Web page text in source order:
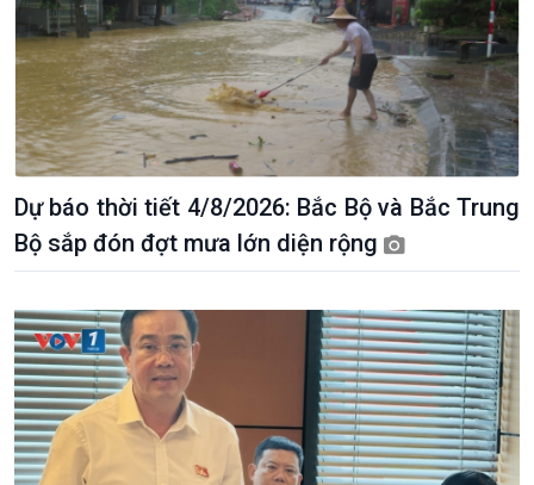
Dự báo thời tiết 4/8/2026: Bắc Bộ và Bắc Trung
Bộ sắp đón đợt mưa lớn diện rộng